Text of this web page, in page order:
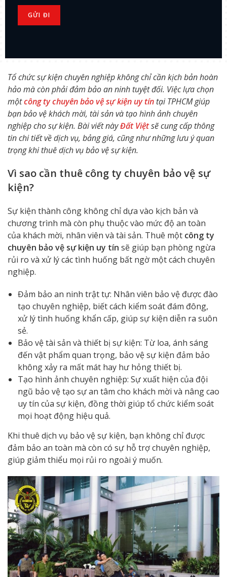
Tổ chức sự kiện chuyên nghiệp không chỉ cần kịch bản hoàn
hảo mà còn phải đảm bảo an ninh tuyệt đối. Việc lựa chọn
mộtcông ty chuyên bảo vệ sự kiện uy tín tại TPHCMgiúp
bạn bảo vệ khách mời, tài sản và tạo hình ảnh chuyên
nghiệp cho sự kiện. Bài viết nàyĐất Việtsẽ cung cấp thông
tin chi tiết về dịch vụ, bảng giá, cũng như những lưu ý quan
trọng khi thuê dịch vụ bảo vệ sự kiện.
Vì sao cần thuê công ty chuyên bảo vệ sự
kiện?
Sự kiện thành công không chỉ dựa vào kịch bản và
chương trình mà còn phụ thuộc vào mức độ an toàn
của khách mời, nhân viên và tài sản. Thuê một công ty
chuyên bảo vệ sự kiện uy tín sẽ giúp bạn phòng ngừa
rủi ro và xử lý các tình huống bất ngờ một cách chuyên
nghiệp.
Đảm bảo an ninh trật tự: Nhân viên bảo vệ được đào
tạo chuyên nghiệp, biết cách kiểm soát đám đông,
xử lý tình huống khẩn cấp, giúp sự kiện diễn ra suôn
sẻ.
Bảo vệ tài sản và thiết bị sự kiện: Từ loa, ánh sáng
đến vật phẩm quan trọng, bảo vệ sự kiện đảm bảo
không xảy ra mất mát hay hư hỏng thiết bị.
Tạo hình ảnh chuyên nghiệp: Sự xuất hiện của đội
ngũ bảo vệ tạo sự an tâm cho khách mời và nâng cao
uy tín của sự kiện, đồng thời giúp tổ chức kiểm soát
mọi hoạt động hiệu quả.
Khi thuê dịch vụ bảo vệ sự kiện, bạn không chỉ được
đảm bảo an toàn mà còn có sự hỗ trợ chuyên nghiệp,
giúp giảm thiểu mọi rủi ro ngoài ý muốn.